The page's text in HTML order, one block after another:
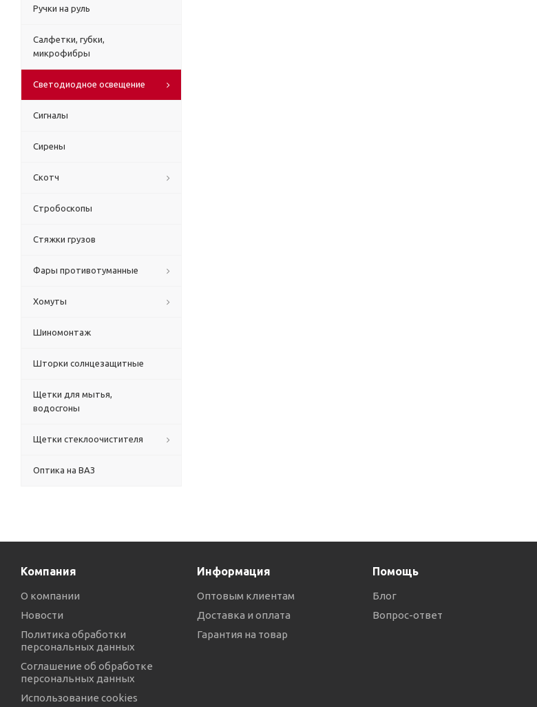
Ручки на руль
Салфетки, губки,
микрофибры
Светодиодное освещение
Сигналы
Сирены
Скотч
Стробоскопы
Стяжки грузов
Фары противотуманные
Хомуты
Шиномонтаж
Шторки солнцезащитные
Щетки для мытья,
водосгоны
Щетки стеклоочистителя
Оптика на ВАЗ
Компания
О компании
Новости
Политика обработки
персональных данных
Соглашение об обработке
персональных данных
Использование cookies
Информация
Оптовым клиентам
Доставка и оплата
Гарантия на товар
Помощь
Блог
Вопрос-ответ